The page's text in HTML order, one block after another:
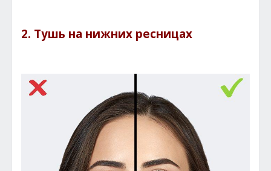
2. Тушь на нижних ресницах